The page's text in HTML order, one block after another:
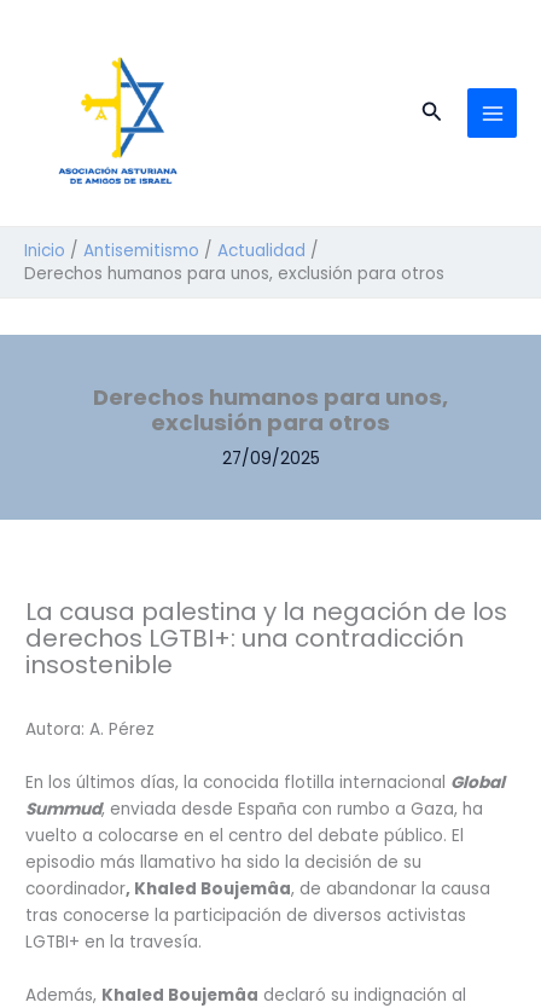
Buscar
Inicio Antisemitismo
Actualidad
Derechos humanos para unos, exclusión para otros
Derechos humanos para unos,
exclusión para otros
27/09/2025
La causa palestina y la negación de los
derechos LGTBI+: una contradicción
insostenible
Autora: A. Pérez
En los últimos días, la conocida flotilla internacional Global
Summud, enviada desde España con rumbo a Gaza, ha
vuelto a colocarse en el centro del debate público. El
episodio más llamativo ha sido la decisión de su
coordinador, Khaled Boujemâa, de abandonar la causa
tras conocerse la participación de diversos activistas
LGTBI+ en la travesía.
Además, Khaled Boujemâa declaró su indignación al